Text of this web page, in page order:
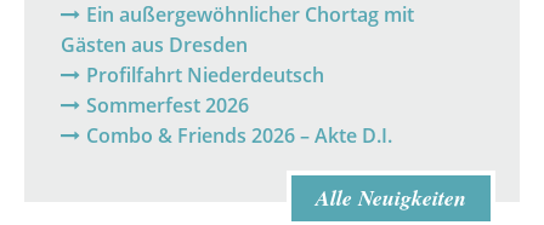
Ein außergewöhnlicher Chortag mit
Gästen aus Dresden
Profilfahrt Niederdeutsch
Sommerfest 2026
Combo & Friends 2026 – Akte D.I.
Alle Neuigkeiten